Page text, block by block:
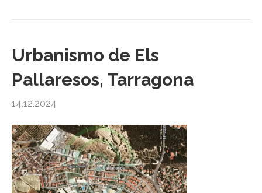
Urbanismo de Els
Pallaresos, Tarragona
14.12.2024